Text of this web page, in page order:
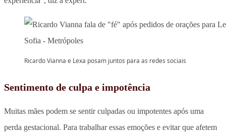
Ricardo Vianna e Lexa posam juntos para as redes sociais
Sentimento de culpa e impotência
Muitas mães podem se sentir culpadas ou impotentes após uma
perda gestacional. Para trabalhar essas emoções e evitar que afetem